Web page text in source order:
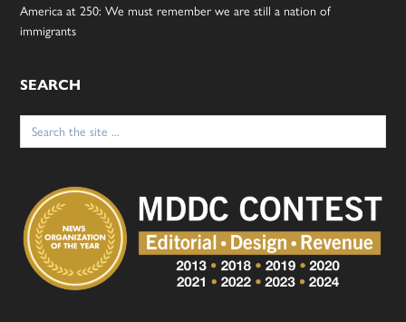
America at 250: We must remember we are still a nation of
immigrants
SEARCH
Search
for: